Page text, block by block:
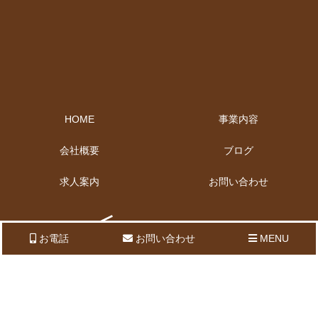
HOME 事業内容
会社概要 ブログ
求人案内 お問い合わせ
お電話 お問い合わせ MENU